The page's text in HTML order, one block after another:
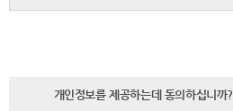
개인정보를 제공하는데 동의하십니까?